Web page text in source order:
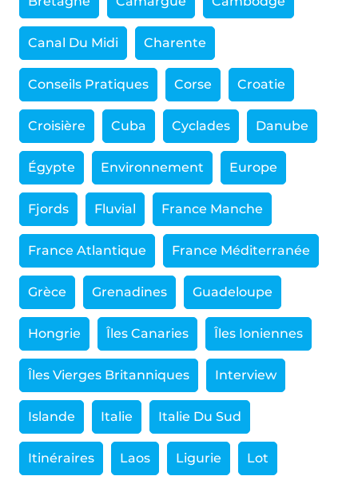
Canal Du Midi Charente
Conseils Pratiques Corse Croatie
Croisière Cuba Cyclades Danube
Égypte Environnement Europe
Fjords Fluvial France Manche
France Atlantique France Méditerranée
Grèce Grenadines Guadeloupe
Hongrie Îles Canaries Îles Ioniennes
Îles Vierges Britanniques Interview
Islande Italie Italie Du Sud
Itinéraires Laos Ligurie Lot